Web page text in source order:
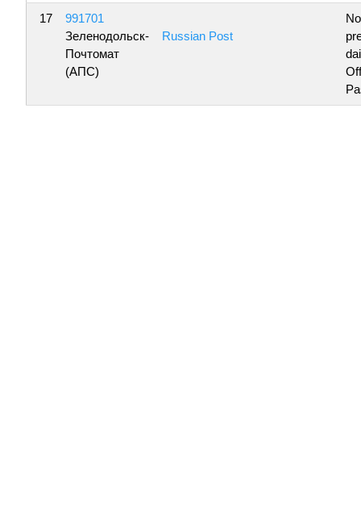
17
991701
Зеленодольск-
Почтомат
(АПС)
Russian Post